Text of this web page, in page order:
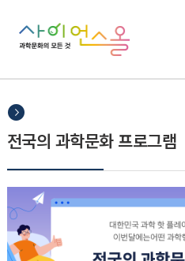
전국의 과학문화 프로그램